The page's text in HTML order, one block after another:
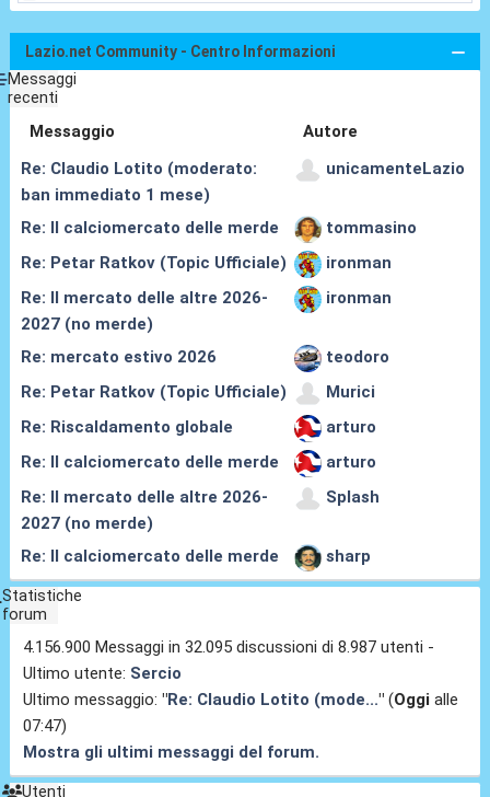
Lazio.net Community - Centro Informazioni
Messaggi
recenti
Messaggio
Autore
Re: Claudio Lotito (moderato:
ban immediato 1 mese)
unicamenteLazio
Re: Il calciomercato delle merde
tommasino
Re: Petar Ratkov (Topic Ufficiale)
ironman
Re: Il mercato delle altre 2026-
2027 (no merde)
ironman
Re: mercato estivo 2026
teodoro
Re: Petar Ratkov (Topic Ufficiale)
Murici
Re: Riscaldamento globale
arturo
Re: Il calciomercato delle merde
arturo
Re: Il mercato delle altre 2026-
2027 (no merde)
Splash
Re: Il calciomercato delle merde
sharp
Statistiche
forum
4.156.900 Messaggi in 32.095 discussioni di 8.987 utenti -
Ultimo utente: Sercio
Ultimo messaggio:"Re: Claudio Lotito (mode..." (Oggi alle
07:47)
Mostra gli ultimi messaggi del forum.
Utenti